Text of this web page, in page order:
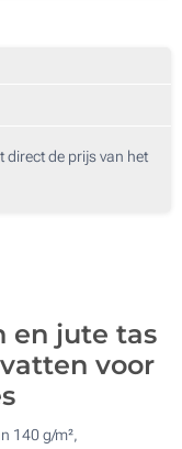
direct de prijs van het
en jute tas
voor
140 g/m²,